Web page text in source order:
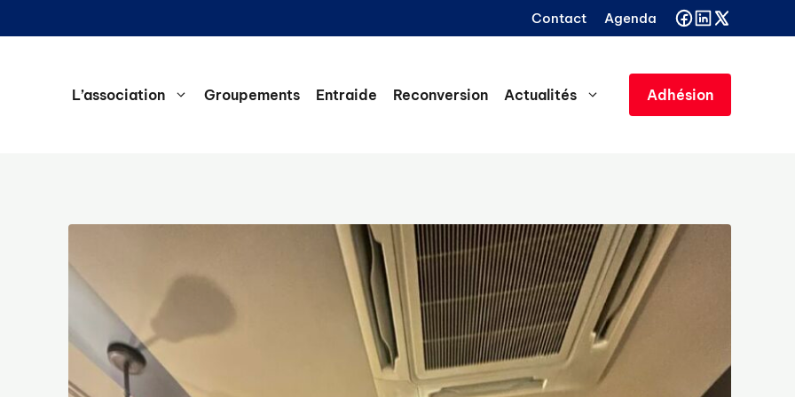
Contact Agenda
L’association Groupements Entraide Reconversion Actualités Adhésion